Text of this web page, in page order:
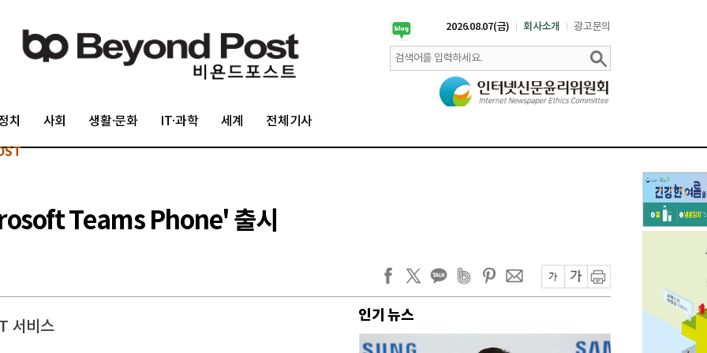
2026.08.07(금) 회사소개 광고문의
치 사회 생활·문화 IT·과학 세계 전체기사
Teams Phone' 출시
서비스
인기 뉴스